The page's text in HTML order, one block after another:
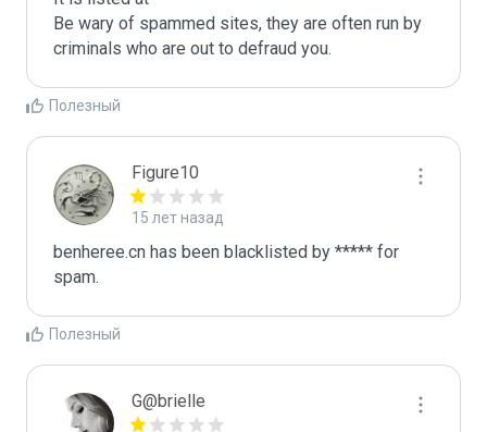
Be wary of spammed sites, they are often run by
criminals who are out to defraud you.
Полезный
Figure10
15 лет назад
benheree.cn has been blacklisted by ***** for
spam.
Полезный
G@brielle